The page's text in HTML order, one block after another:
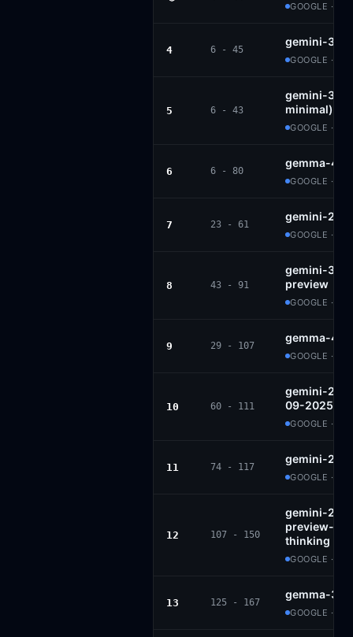
GOOGLE ·
4 6 - 45
gemini-3-
GOOGLE ·
5 6 - 43
gemini-3-
minimal)
GOOGLE ·
6 6 - 80
gemma-4-
GOOGLE ·
7 23 - 61
gemini-
GOOGLE ·
8 43 - 91
gemini-
preview
GOOGLE ·
9 29 - 107
gemma-4-
GOOGLE ·
10 60 - 111
gemini-
09-2025
GOOGLE ·
11 74 - 117
gemini-2.5-
GOOGLE ·
12 107 - 150
gemini-
preview-
thinking
GOOGLE ·
13 125 - 167
gemma-3-
GOOGLE ·